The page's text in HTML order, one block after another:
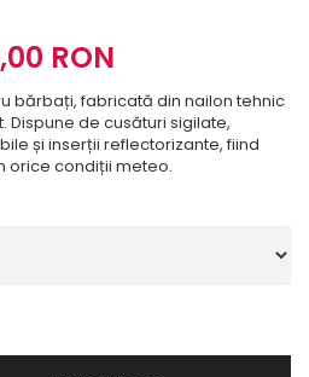
RON
bărbați, fabricată din nailon tehnic
Dispune de cusături sigilate,
și inserții reflectorizante, fiind
orice condiții meteo.